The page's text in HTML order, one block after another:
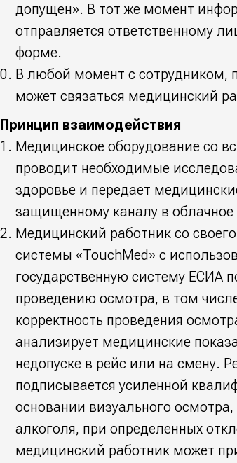
допущен». В тот же момент
отправляется ответственному
форме.
В любой момент с
может связаться медицинский
Принцип взаимодействия
Медицинское оборудование со
проводит необходимые
здоровье и передает
защищенному каналу в
Медицинский работник со
системы «TouchMed» с
государственную систему ЕСИА
проведению осмотра, в том
корректность проведения
анализирует медицинские
недопуске в рейс или на смену.
подписывается усиленной
основании визуального
алкоголя, при определенных
медицинский работник может